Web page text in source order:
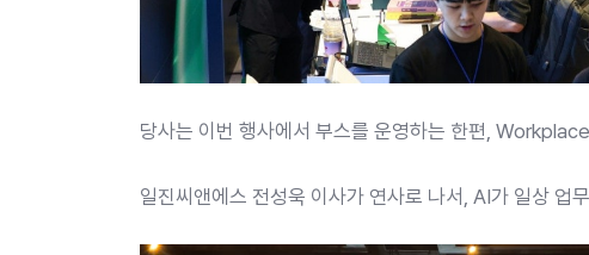
당사는 이번 행사에서 부스를 운영하는 한편,
일진씨앤에스 전성욱 이사가 연사로 나서, AI가 일상 업